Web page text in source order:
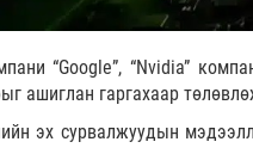
“Google”, “Nvidia”
ашиглан гаргахаар
эх сурвалжуудын